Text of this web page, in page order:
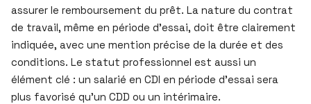
assurer le remboursement du prêt. La nature du contrat
de travail, même en période d’essai, doit être clairement
indiquée, avec une mention précise de la durée et des
conditions. Le statut professionnel est aussi un
élément clé : un salarié en CDI en période d’essai sera
plus favorisé qu’un CDD ou un intérimaire.